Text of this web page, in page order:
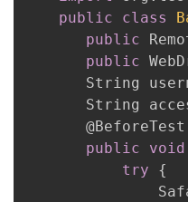
public
class
public
public
String
String
       @BeforeTest
public
void
try
{